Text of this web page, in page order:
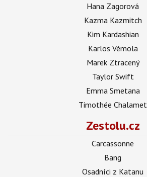
Hana Zagorová
Kazma Kazmitch
Kim Kardashian
Karlos Vémola
Marek Ztracený
Taylor Swift
Emma Smetana
Timothée Chalamet
Zestolu.cz
Carcassonne
Bang
Osadníci z Katanu